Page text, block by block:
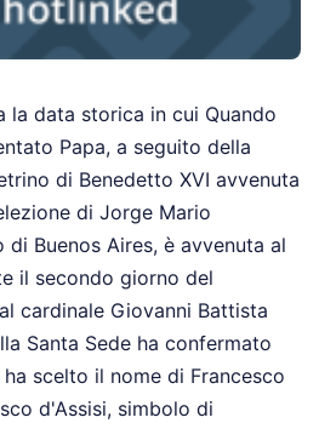
la data storica in cui Quando
Papa, a seguito della
di Benedetto XVI avvenuta
di Jorge Mario
Buenos Aires, è avvenuta al
il secondo giorno del
cardinale Giovanni Battista
Santa Sede ha confermato
scelto il nome di Francesco
d'Assisi, simbolo di